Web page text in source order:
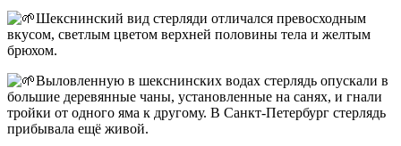
Шекснинский вид стерляди отличался превосходным
вкусом, светлым цветом верхней половины тела и желтым
брюхом.
Выловленную в шекснинских водах стерлядь опускали в
большие деревянные чаны, установленные на санях, и гнали
тройки от одного яма к другому. В Санкт-Петербург стерлядь
прибывала ещё живой.